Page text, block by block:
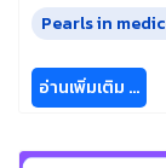
Pearls in
อ่านเพิ่มเติม …